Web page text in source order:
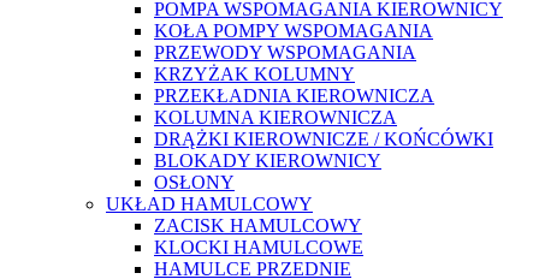
POMPA WSPOMAGANIA KIEROWNICY
KOŁA POMPY WSPOMAGANIA
PRZEWODY WSPOMAGANIA
KRZYŻAK KOLUMNY
PRZEKŁADNIA KIEROWNICZA
KOLUMNA KIEROWNICZA
DRĄŻKI KIEROWNICZE / KOŃCÓWKI
BLOKADY KIEROWNICY
OSŁONY
UKŁAD HAMULCOWY
ZACISK HAMULCOWY
KLOCKI HAMULCOWE
HAMULCE PRZEDNIE